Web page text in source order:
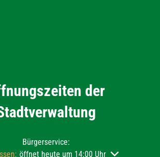
der
Bürgerservice:
weitere Öffnungs- oder Schließzeiten
öffnet heute um 14:00 Uhr